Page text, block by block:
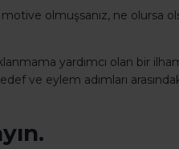
olmuşsanız, ne olursa
yardımcı olan bir
ve eylem adımları